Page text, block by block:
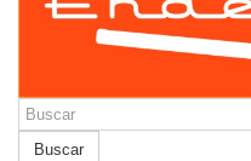
Buscar